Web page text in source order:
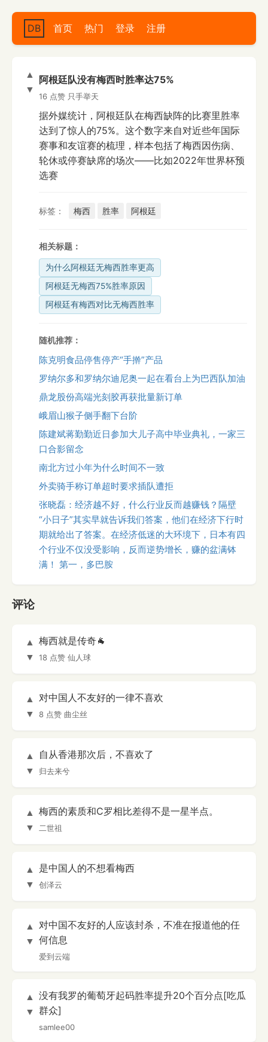
DB 首页 热门 登录 注册
▲
▼
阿根廷队没有梅西时胜率达75%
16 点赞 只手举天
据外媒统计，阿根廷队在梅西缺阵的比赛里胜率
达到了惊人的75%。这个数字来自对近些年国际
赛事和友谊赛的梳理，样本包括了梅西因伤病、
轮休或停赛缺席的场次——比如2022年世界杯预
选赛
标签： 梅西 胜率 阿根廷
相关标题：
为什么阿根廷无梅西胜率更高
阿根廷无梅西75%胜率原因
阿根廷有梅西对比无梅西胜率
随机推荐：
陈克明食品停售停产“手擀”产品
罗纳尔多和罗纳尔迪尼奥一起在看台上为巴西队加油
鼎龙股份高端光刻胶再获批量新订单
峨眉山猴子侧手翻下台阶
陈建斌蒋勤勤近日参加大儿子高中毕业典礼，一家三
口合影留念
南北方过小年为什么时间不一致
外卖骑手称订单超时要求插队遭拒
张晓磊：经济越不好，什么行业反而越赚钱？隔壁
“小日子”其实早就告诉我们答案，他们在经济下行时
期就给出了答案。在经济低迷的大环境下，日本有四
个行业不仅没受影响，反而逆势增长，赚的盆满钵
满！ 第一，多巴胺
评论
▲
▼
梅西就是传奇🐐
18 点赞 仙人球
▲
▼
对中国人不友好的一律不喜欢
8 点赞 曲尘丝
▲
▼
自从香港那次后，不喜欢了
归去来兮
▲
▼
梅西的素质和C罗相比差得不是一星半点。
二世祖
▲
▼
是中国人的不想看梅西
创泽云
▲
▼
对中国不友好的人应该封杀，不准在报道他的任
何信息
爱到云端
▲
▼
没有我罗的葡萄牙起码胜率提升20个百分点[吃瓜
群众]
samlee00